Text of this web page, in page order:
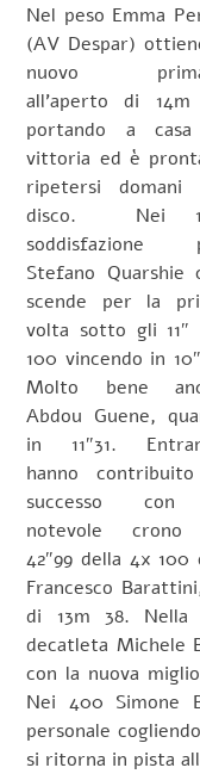
Nel peso Emma
(AV Despar)
nuovo
all’aperto di 14m
portando a
vittoria ed è
ripetersi domani
disco. Nei
soddisfazione
Stefano Quarshie
scende per la
volta sotto gli 11″
100 vincendo in
Molto bene
Abdou Guene,
in 11″31.
hanno
successo
notevole
42″99 della 4x
Francesco
di 13m 38.
decatleta Michele
con la nuova
Nei 400 Simone
personale
si ritorna in pista